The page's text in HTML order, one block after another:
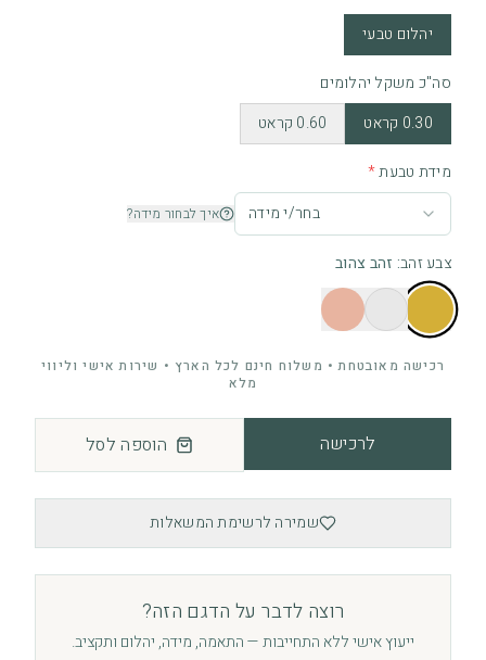
יהלום טבעי
סה"כ משקל יהלומים
0.30 קראט
0.60 קראט
מידת טבעת*
בחר/י מידה
איך לבחור מידה?
צבע זהב: זהב צהוב
רכישה מאובטחת • משלוח חינם לכל הארץ • שירות אישי וליווי
מלא
לרכישה הוספה לסל
שמירה לרשימת המשאלות
רוצה לדבר על הדגם הזה?
ייעוץ אישי ללא התחייבות — התאמה, מידה, יהלום ותקציב.